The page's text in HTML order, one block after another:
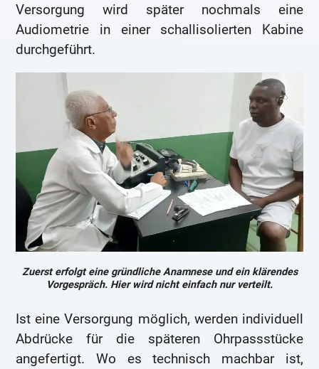
Versorgung wird später nochmals eine
Audiometrie in einer schallisolierten Kabine
durchgeführt.
Zuerst erfolgt eine gründliche Anamnese und ein klärendes
Vorgespräch. Hier wird nicht einfach nur verteilt.
Ist eine Versorgung möglich, werden individuell
Abdrücke für die späteren Ohrpassstücke
angefertigt. Wo es technisch machbar ist,